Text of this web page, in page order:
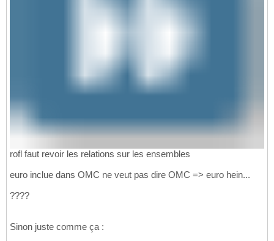
rofl faut revoir les relations sur les ensembles
euro inclue dans OMC ne veut pas dire OMC => euro hein...
????
Sinon juste comme ça :